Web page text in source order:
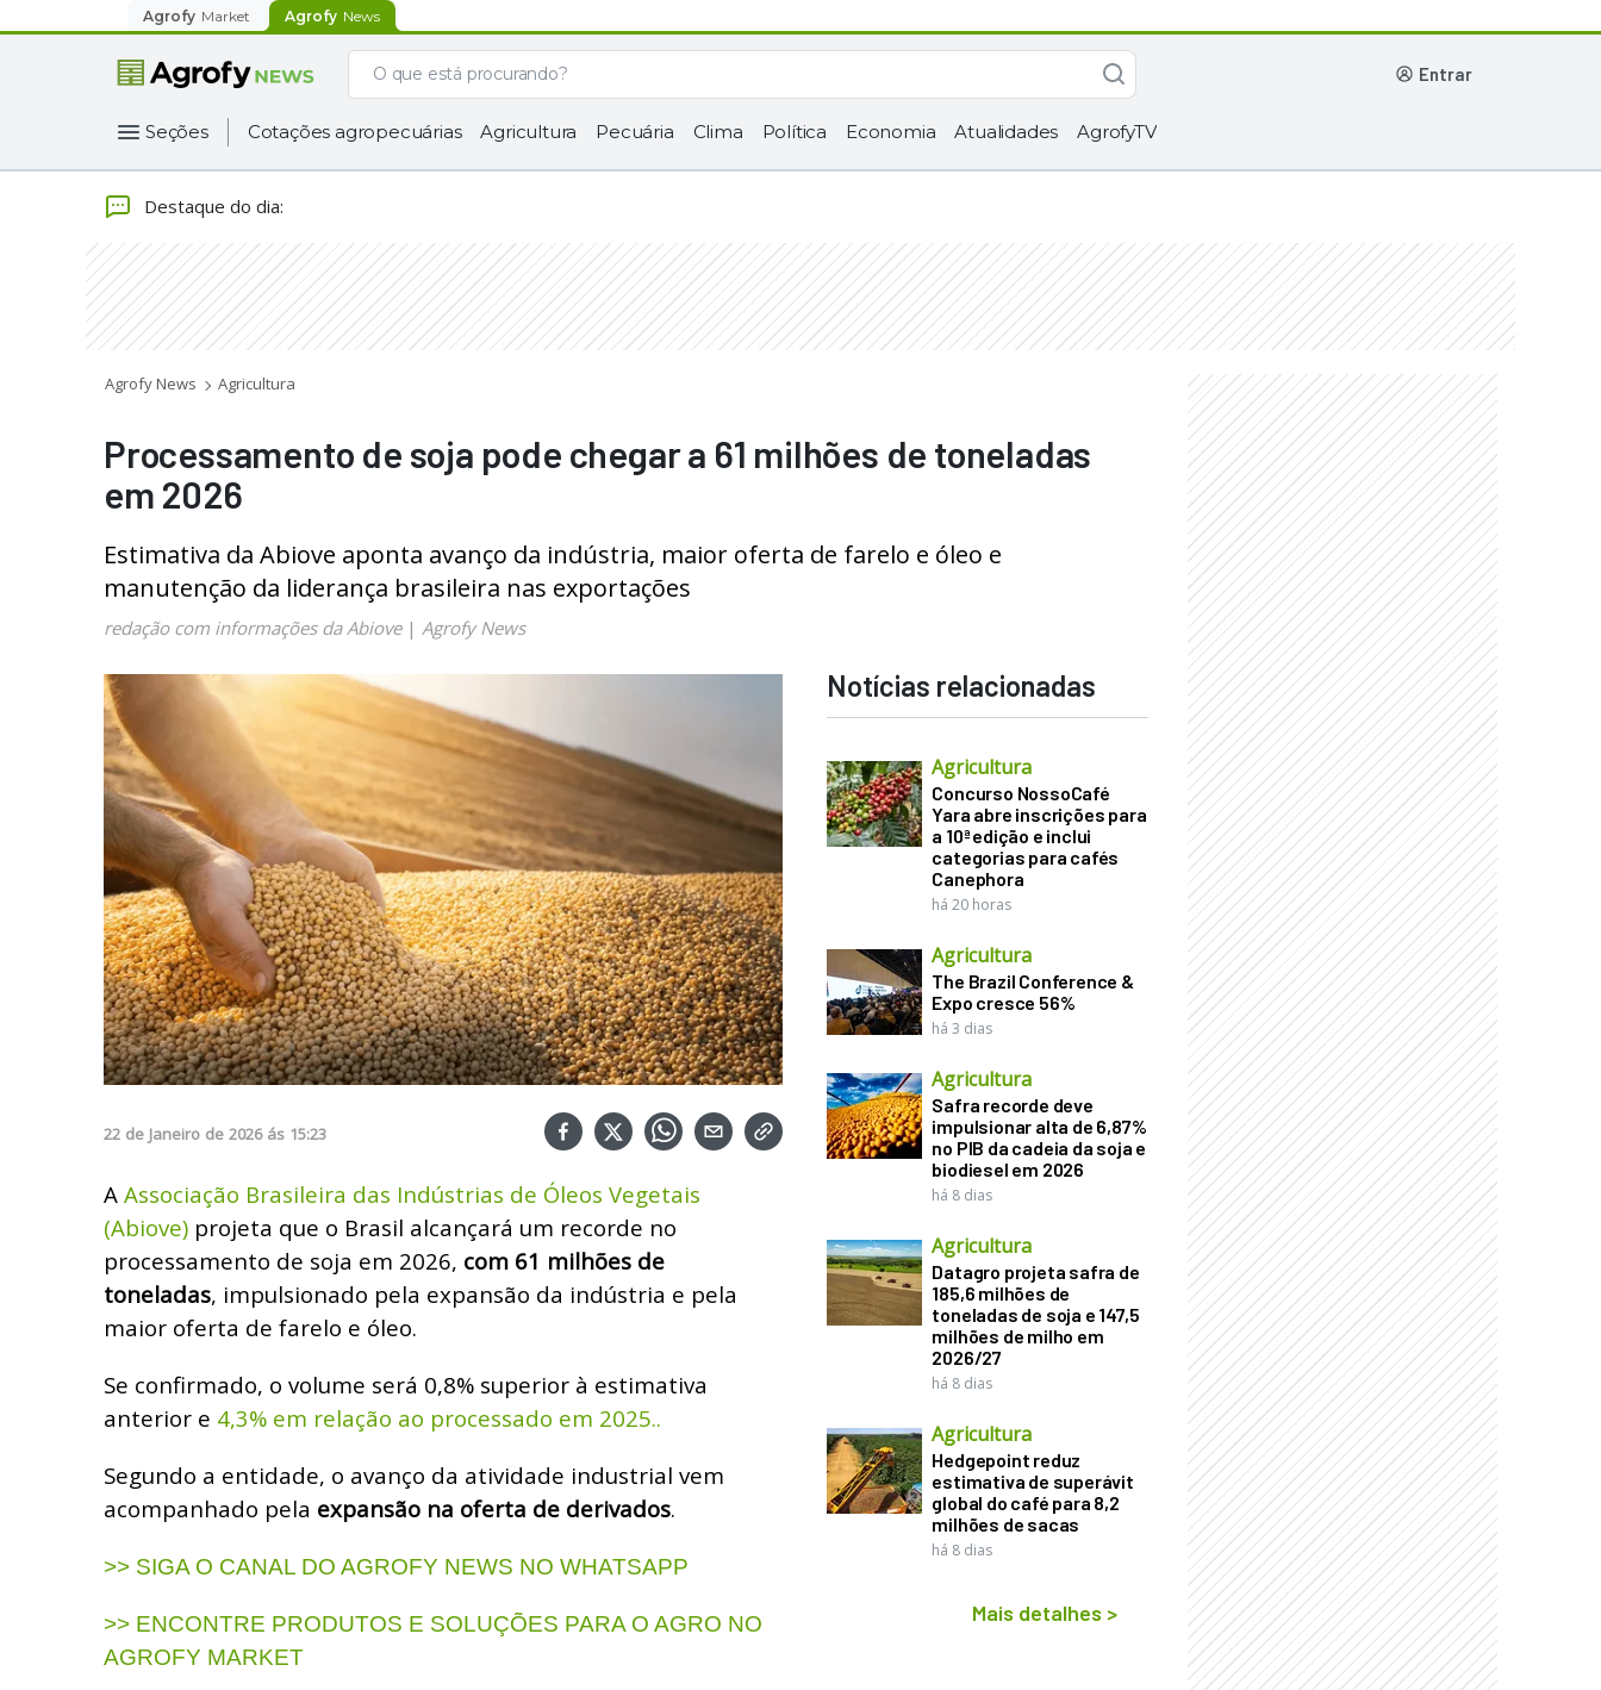
Agrofy Market Agrofy News
entrar
Seções Cotações agropecuárias Agricultura Pecuária Clima Política Economia Atualidades AgrofyTV
Destaque do dia:
Agrofy News Agricultura
Processamento de soja pode chegar a 61 milhões de toneladas
em 2026
Estimativa da Abiove aponta avanço da indústria, maior oferta de farelo e óleo e
manutenção da liderança brasileira nas exportações
redação com informações da Abiove| Agrofy News
22 de Janeiro de 2026 ás 15:23
A Associação Brasileira das Indústrias de Óleos Vegetais
(Abiove) projeta que o Brasil alcançará um recorde no
processamento de soja em 2026, com 61 milhões de
toneladas, impulsionado pela expansão da indústria e pela
maior oferta de farelo e óleo.
Se confirmado, o volume será 0,8% superior à estimativa
anterior e 4,3% em relação ao processado em 2025..
Segundo a entidade, o avanço da atividade industrial vem
acompanhado pela expansão na oferta de derivados.
>> SIGA O CANAL DO AGROFY NEWS NO WHATSAPP
>> ENCONTRE PRODUTOS E SOLUÇÕES PARA O AGRO NO
AGROFY MARKET
Notícias relacionadas
Agricultura
Concurso NossoCafé
Yara abre inscrições para
a 10ª edição e inclui
categorias para cafés
Canephora
há 20 horas
Agricultura
The Brazil Conference &
Expo cresce 56%
há 3 dias
Agricultura
Safra recorde deve
impulsionar alta de 6,87%
no PIB da cadeia da soja e
biodiesel em 2026
há 8 dias
Agricultura
Datagro projeta safra de
185,6 milhões de
toneladas de soja e 147,5
milhões de milho em
2026/27
há 8 dias
Agricultura
Hedgepoint reduz
estimativa de superávit
global do café para 8,2
milhões de sacas
há 8 dias
Mais detalhes >